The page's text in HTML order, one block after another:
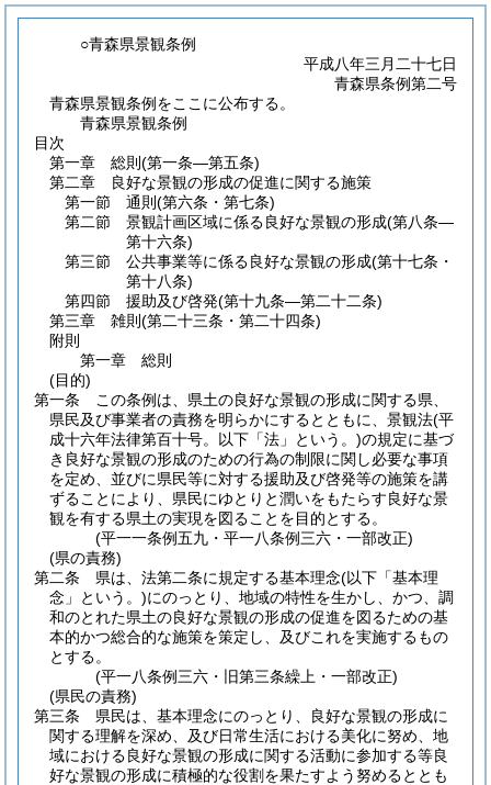
○青森県景観条例
平成八年三月二十七日
青森県条例第二号
青森県景観条例をここに公布する。
青森県景観条例
目次
第一章
総則 (第一条―第五条)
第二章
良好な景観の形成の促進に関する施策
第一節
通則 (第六条・第七条)
第二節
景観計画区域に係る良好な景観の形成(第八条―
第十六条)
第三節
公共事業等に係る良好な景観の形成(第十七条・
第十八条)
第四節
援助及び啓発(第十九条―第二十二条)
第三章
雑則 (第二十三条・第二十四条)
附則
第一章
総則
(目的)
第一条
この条例は、県土の良好な景観の形成に関する県、
県民及び事業者の責務を明らかにするとともに、景観法(平
成十六年法律第百十号。以下「法」という。)の規定に基づ
き良好な景観の形成のための行為の制限に関し必要な事項
を定め、並びに県民等に対する援助及び啓発等の施策を講
ずることにより、県民にゆとりと潤いをもたらす良好な景
観を有する県土の実現を図ることを目的とする。
(平一一条例五九・平一八条例三六・一部改正)
(県の責務)
第二条
県は、法第二条に規定する基本理念(以下「基本理
念」という。)にのっとり、地域の特性を生かし、かつ、調
和のとれた県土の良好な景観の形成の促進を図るための基
本的かつ総合的な施策を策定し、及びこれを実施するもの
とする。
(平一八条例三六・旧第三条繰上・一部改正)
(県民の責務)
第三条
県民は、基本理念にのっとり、良好な景観の形成に
関する理解を深め、及び日常生活における美化に努め、地
域における良好な景観の形成に関する活動に参加する等良
好な景観の形成に積極的な役割を果たすよう努めるととも